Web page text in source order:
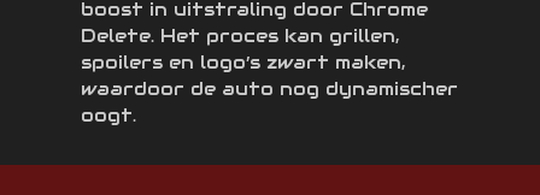
boost in uitstraling door Chrome
Delete. Het proces kan grillen,
spoilers en logo’s zwart maken,
waardoor de auto nog dynamischer
oogt.